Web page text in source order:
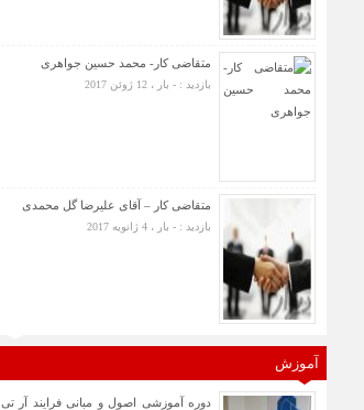
متقاضی کار- محمد حسین جواهری
بازدید : - بار ، 12 ژوئن 2017
متقاضی کار – آقای علیرضا گل محمدی
بازدید : - بار ، 4 ژانویه 2017
آموزش
دوره آموزشی اصول و مبانی فرایند آر تی